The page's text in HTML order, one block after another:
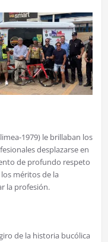
1979) le brillaban los
desplazarse en
de profundo respeto
méritos de la
la profesión.
de la historia bucólica